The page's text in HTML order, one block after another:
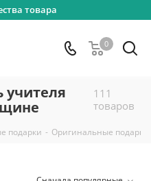
товара
0
учителя
111
товаров
подарки - Оригинальные